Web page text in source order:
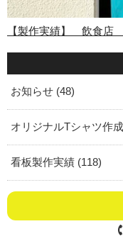
【製作実績】 飲食店
お知らせ (48)
オリジナルTシャツ作
看板製作実績 (118)